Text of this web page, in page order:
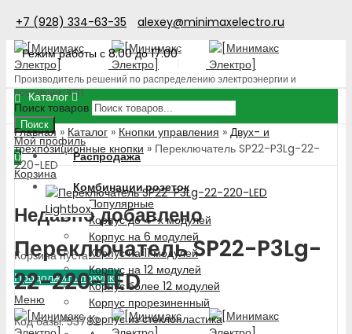
+7 (928) 334-63-35
alexey@minimaxelectro.ru
Режим работы с 8.00 до 17.00
Производитель решений по распределению электроэнергии и
поставщик ЭТП
Поиск товаров
Поиск
Мой профиль
0
Корзина
Недавно добавлено
Корзина пуста!
Продолжить покупки
Меню
Каталог
Распродажа
Комбинации розеток
Популярные
Корпус до 4-х модулей
Корпус на 6 модулей
Корпус на 11 модулей
Корпус на 12 модулей
Корпус более 12 модулей
Корпус прорезиненный
Корпус из стеклопластика
Главная » Каталог » Кнопки управления » Двух- и
трехпозиционные кнопки » Переключатель SP22-P3Lg-22-
220-LED
Lightbox
Переключатель SP22-P3Lg-
22-220-LED
Код базы: 53782